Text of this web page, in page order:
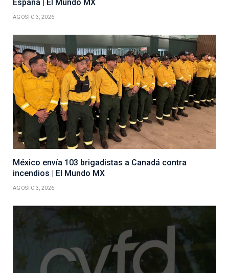
España | El Mundo MX
AGOSTO 3, 2026
México envía 103 brigadistas a Canadá contra
incendios | El Mundo MX
AGOSTO 3, 2026